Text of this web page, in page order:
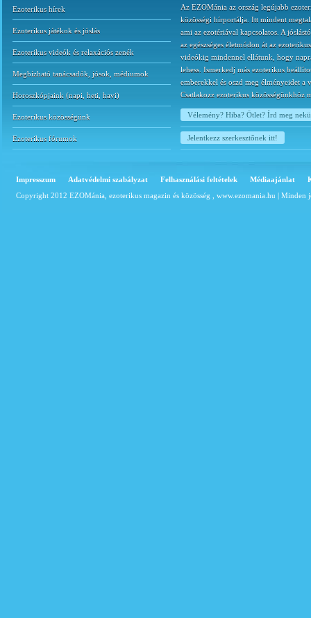
Ezoterikus hírek
Ezoterikus játékok és jóslás
Ezoterikus videók és relaxációs zenék
Megbízható tanácsadók, jósok, médiumok
Horoszkópjaink (napi heti havi)
Ezoterikus közösségünk
Ezoterikus fórumok
Az EZOMánia az ország legújabb
közösségi hírportálja. Itt mindent
ami az ezotériával kapcsolatos. A
az egészséges életmódon át az ezoterikus
videókig mindennel ellátunk, hogy
lehess. Ismerkedj más ezoterikus
emberekkel és oszd meg élményeidet a
Csatlakozz ezoterikus közösségünkhöz
Vélemény? Hiba? Ötlet? Írd meg
Jelentkezz szerkesztőnek itt!
Impresszum Adatvédelmi szabályzat Felhasználási feltételek Médiaajánlat
Copyright 2012 EZOMánia, ezoterikus magazin és közösség , www.ezomania.hu | Minden